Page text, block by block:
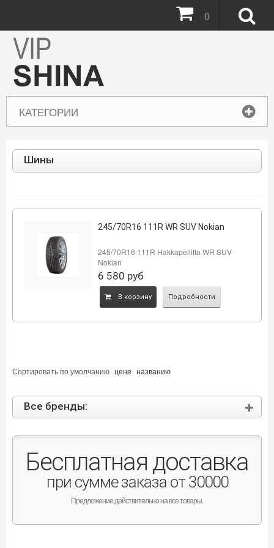
КАТЕГОРИИ
0
Шины
245/70R16 111R WR SUV Nokian
245/70R16 111R Hakkapeliitta WR SUV
Nokian
6 580 руб
B корзину Подробности
Сортировать поумолчанию цене названию
Все бренды:
Бесплатная доставка
при сумме заказа от 30000
Предложение действительно на все товары.